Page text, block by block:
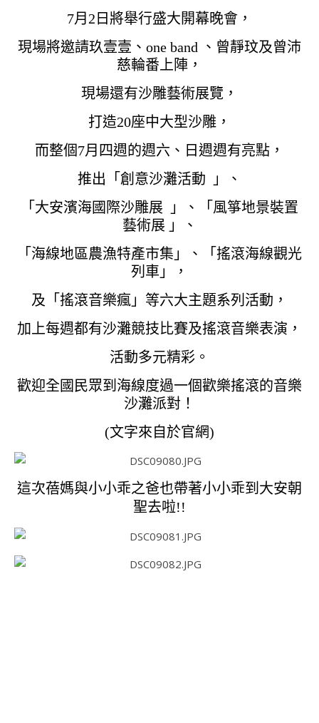
7月2日將舉行盛大開幕晚會，
現場將邀請玖壹壹、one band 、曾靜玟及曾沛
慈輪番上陣，
現場還有沙雕藝術展覽，
打造20座中大型沙雕，
而整個7月四週的週六、日週週有亮點，
推出「創意沙灘活動 」、
「大安濱海國際沙雕展 」、「風箏地景裝置
藝術展 」、
「海線地區農漁特產市集」、「搖滾海線觀光
列車」，
及「搖滾音樂瘋」等六大主題系列活動，
加上每週都有沙灘競技比賽及搖滾音樂表演，
活動多元精彩。
歡迎全國民眾到海線度過一個歡樂搖滾的音樂
沙灘派對！
(文字來自於官網)
這次蓓媽與小小乖之爸也帶著小小乖到大安朝
聖去啦!!